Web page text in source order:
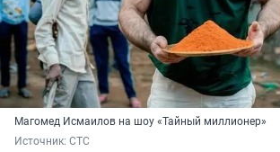
Магомед Исмаилов на шоу «Тайный миллионер»
Источник: СТС